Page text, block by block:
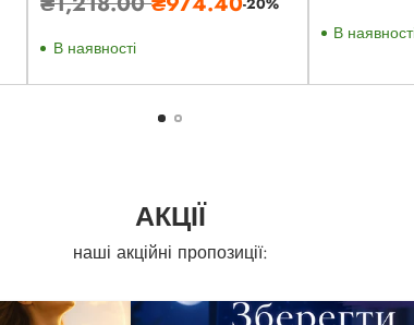
В наявності
В
АКЦІЇ
наші акційні пропозиції: